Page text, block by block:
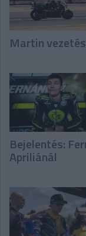
Martin
Bejelentés:
Apriliánál